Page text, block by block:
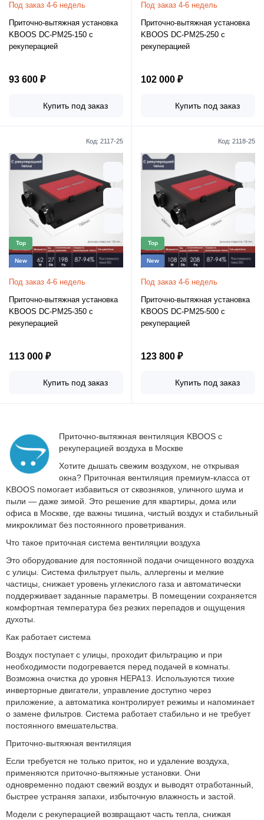
Под заказ 4-6 недель
Приточно-вытяжная установка
KBOOS DC-PM25-150 с
рекуперацией
93 600 ₽
Купить под заказ
Под заказ 4-6 недель
Приточно-вытяжная установка
KBOOS DC-PM25-250 с
рекуперацией
102 000 ₽
Купить под заказ
Код: 2117-25
Top
New
Под заказ 4-6 недель
Приточно-вытяжная установка
KBOOS DC-PM25-350 с
рекуперацией
113 000 ₽
Купить под заказ
Код: 2118-25
Top
New
Под заказ 4-6 недель
Приточно-вытяжная установка
KBOOS DC-PM25-500 с
рекуперацией
123 800 ₽
Купить под заказ
Приточно-вытяжная вентиляция KBOOS с
рекуперацией воздуха в Москве
Хотите дышать свежим воздухом, не открывая
окна? Приточная вентиляция премиум-класса от
KBOOS помогает избавиться от сквозняков, уличного шума и
пыли — даже зимой. Это решение для квартиры, дома или
офиса в Москве, где важны тишина, чистый воздух и стабильный
микроклимат без постоянного проветривания.
Что такое приточная система вентиляции воздуха
Это оборудование для постоянной подачи очищенного воздуха
с улицы. Система фильтрует пыль, аллергены и мелкие
частицы, снижает уровень углекислого газа и автоматически
поддерживает заданные параметры. В помещении сохраняется
комфортная температура без резких перепадов и ощущения
духоты.
Как работает система
Воздух поступает с улицы, проходит фильтрацию и при
необходимости подогревается перед подачей в комнаты.
Возможна очистка до уровня HEPA13. Используются тихие
инверторные двигатели, управление доступно через
приложение, а автоматика контролирует режимы и напоминает
о замене фильтров. Система работает стабильно и не требует
постоянного вмешательства.
Приточно-вытяжная вентиляция
Если требуется не только приток, но и удаление воздуха,
применяются приточно-вытяжные установки. Они
одновременно подают свежий воздух и выводят отработанный,
быстрее устраняя запахи, избыточную влажность и застой.
Модели с рекуперацией возвращают часть тепла, снижая